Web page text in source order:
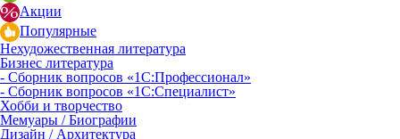
Акции
Популярные
Нехудожественная литература
Бизнес литература
- Сборник вопросов «1С:Профессионал»
- Сборник вопросов «1С:Специалист»
Хобби и творчество
Мемуары / Биографии
Дизайн / Архитектура